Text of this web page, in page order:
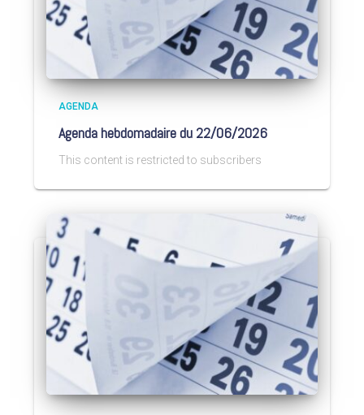
AGENDA
Agenda hebdomadaire du 22/06/2026
This content is restricted to subscribers